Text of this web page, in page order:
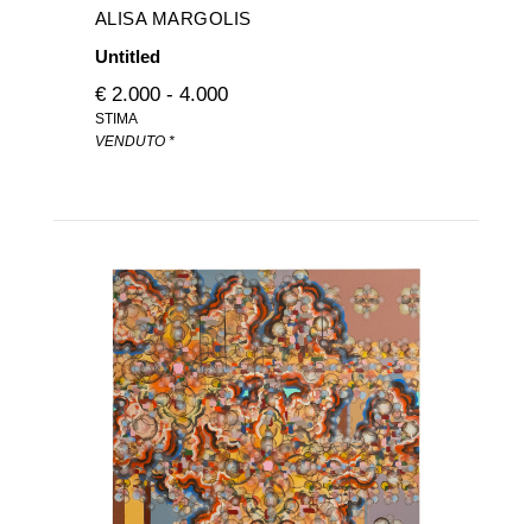
ALISA MARGOLIS
Untitled
€ 2.000 - 4.000
STIMA
VENDUTO *